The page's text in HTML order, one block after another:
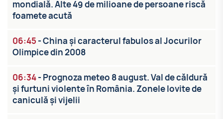
mondială. Alte 49 de milioane de persoane riscă
foamete acută
06:45 -China și caracterul fabulos al Jocurilor
Olimpice din 2008
06:34-Prognoza meteo 8 august. Val de căldură
și furtuni violente în România. Zonele lovite de
caniculă și vijelii